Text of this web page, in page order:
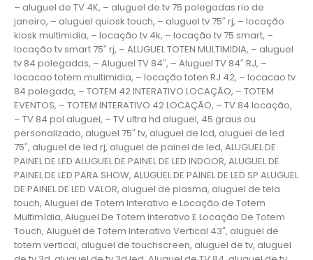
– aluguel de TV 4K, – aluguel de tv 75 polegadas rio de
janeiro, – aluguel quiosk touch, – aluguel tv 75″ rj, – locação
kiosk multimidia, – locação tv 4k, – locação tv 75 smart, –
locação tv smart 75″ rj, – ALUGUEL TOTEN MULTIMIDIA, – aluguel
tv 84 polegadas, – Aluguel TV 84″, – Aluguel TV 84″ RJ, –
locacao totem multimidia, – locação toten RJ 42, – locacao tv
84 polegada, – TOTEM 42 INTERATIVO LOCAÇÃO, – TOTEM
EVENTOS, – TOTEM INTERATIVO 42 LOCAÇÃO, – TV 84 locação,
– TV 84 pol aluguel, – TV ultra hd aluguel, 45 graus ou
personalizado, aluguel 75″ tv, aluguel de lcd, aluguel de led
75″, aluguel de led rj, aluguel de painel de led, ALUGUEL DE
PAINEL DE LED ALUGUEL DE PAINEL DE LED INDOOR, ALUGUEL DE
PAINEL DE LED PARA SHOW, ALUGUEL DE PAINEL DE LED SP ALUGUEL
DE PAINEL DE LED VALOR, aluguel de plasma, aluguel de tela
touch, Aluguel de Totem Interativo e Locação de Totem
Multimídia, Aluguel De Totem Interativo E Locação De Totem
Touch, Aluguel de Totem Interativo Vertical 43″, aluguel de
totem vertical, aluguel de touchscreen, aluguel de tv, aluguel